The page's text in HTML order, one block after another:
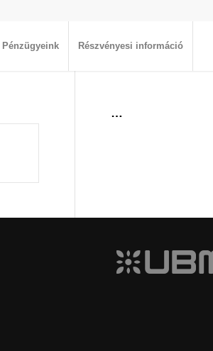
Pénzügyeink Részvényesi információ
…